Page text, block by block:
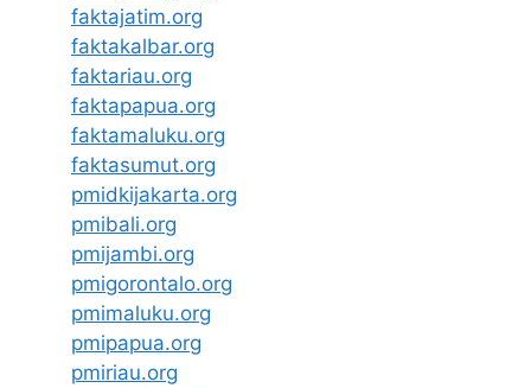
faktajatim.org
faktakalbar.org
faktariau.org
faktapapua.org
faktamaluku.org
faktasumut.org
pmidkijakarta.org
pmibali.org
pmijambi.org
pmigorontalo.org
pmimaluku.org
pmipapua.org
pmiriau.org